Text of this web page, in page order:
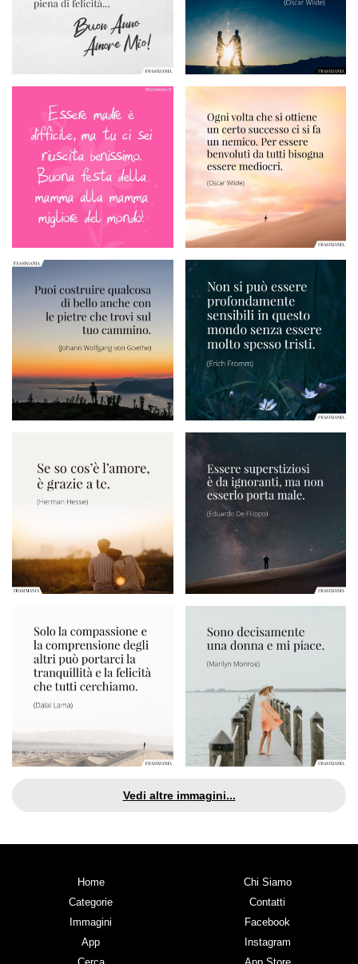
Vedi altre immagini...
Home
Categorie
Immagini
App
Chi Siamo
Contatti
Facebook
Instagram